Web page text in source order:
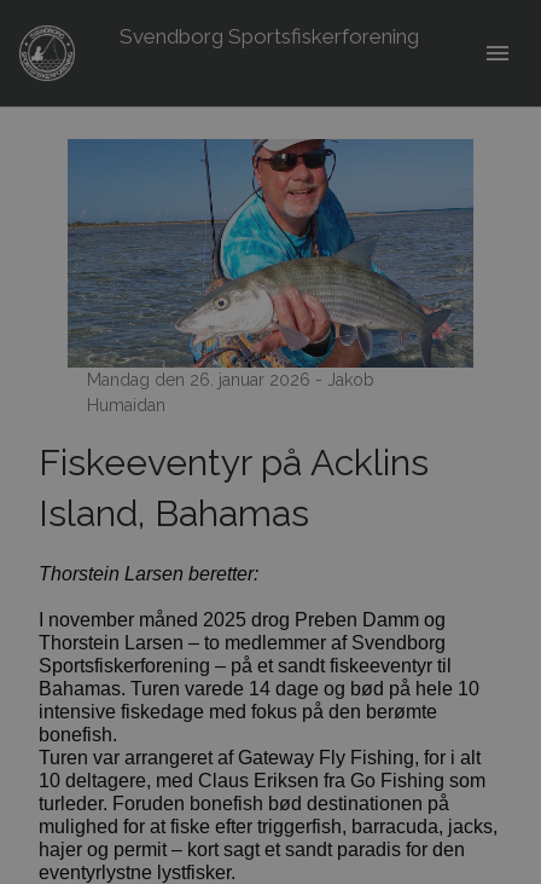
Svendborg Sportsfiskerforening
menu
Mandag den 26. januar 2026 - Jakob
Humaidan
Fiskeeventyr på Acklins
Island, Bahamas
Thorstein Larsen beretter:
I november måned 2025 drog Preben Damm og
Thorstein Larsen – to medlemmer af Svendborg
Sportsfiskerforening – på et sandt fiskeeventyr til
Bahamas. Turen varede 14 dage og bød på hele 10
intensive fiskedage med fokus på den berømte
bonefish.
Turen var arrangeret af Gateway Fly Fishing, for i alt
10 deltagere, med Claus Eriksen fra Go Fishing som
turleder. Foruden bonefish bød destinationen på
mulighed for at fiske efter triggerfish, barracuda, jacks,
hajer og permit – kort sagt et sandt paradis for den
eventyrlystne lystfisker.